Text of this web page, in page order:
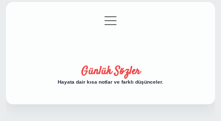
Gizlilik Politikası
menüyü
aç
Günlük Sözler
Hayata dair kısa notlar ve farklı düşünceler.